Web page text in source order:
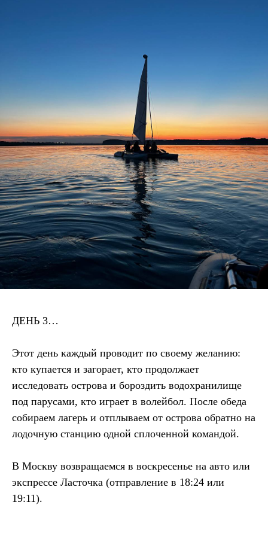
ДЕНЬ 3…
Этот день каждый проводит по своему желанию:
кто купается и загорает, кто продолжает
исследовать острова и бороздить водохранилище
под парусами, кто играет в волейбол. После обеда
собираем лагерь и отплываем от острова обратно на
лодочную станцию одной сплоченной командой.
В Москву возвращаемся в воскресенье на авто или
экспрессе Ласточка (отправление в 18:24 или
19:11).
Затем вы сможете оплатить билеты.
Мы с вами свяжемся для уточнения
Чек пришлём на почту, а
подтверждение заказа в вотсап.
4
Билет для взрослого
22.800 ₽
Купить билет
900 ₽
Купить билет
Аренда сидушки
500 ₽
Купить билет
Аренда спальника
1.200 ₽
Купить билет